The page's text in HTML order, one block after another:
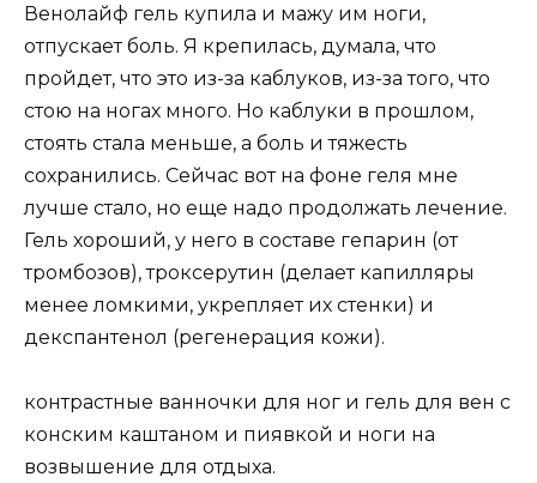
Венолайф гель купила и мажу им ноги,
отпускает боль. Я крепилась, думала, что
пройдет, что это из-за каблуков, из-за того, что
стою на ногах много. Но каблуки в прошлом,
стоять стала меньше, а боль и тяжесть
сохранились. Сейчас вот на фоне геля мне
лучше стало, но еще надо продолжать лечение.
Гель хороший, у него в составе гепарин (от
тромбозов), троксерутин (делает капилляры
менее ломкими, укрепляет их стенки) и
декспантенол (регенерация кожи).
контрастные ванночки для ног и гель для вен с
конским каштаном и пиявкой и ноги на
возвышение для отдыха.